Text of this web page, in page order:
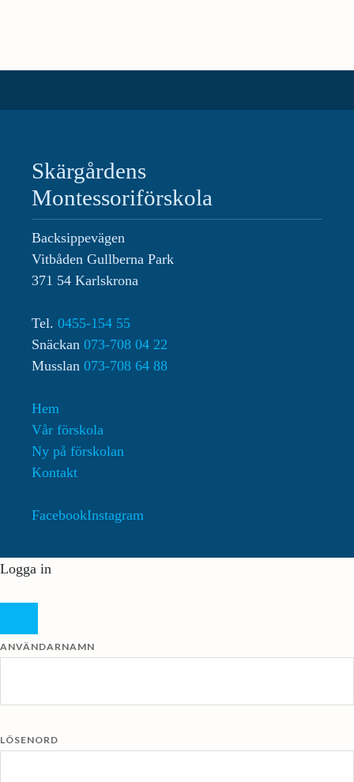
sidofält
Skärgårdens
Montessoriförskola
Backsippevägen
Vitbåden Gullberna Park
371 54 Karlskrona
Tel.0455-154 55
Snäckan073-708 04 22
Musslan073-708 64 88‬
Hem
Vår förskola
Ny på förskolan
Kontakt
FacebookInstagram
Logga in
ANVÄNDARNAMN
LÖSENORD